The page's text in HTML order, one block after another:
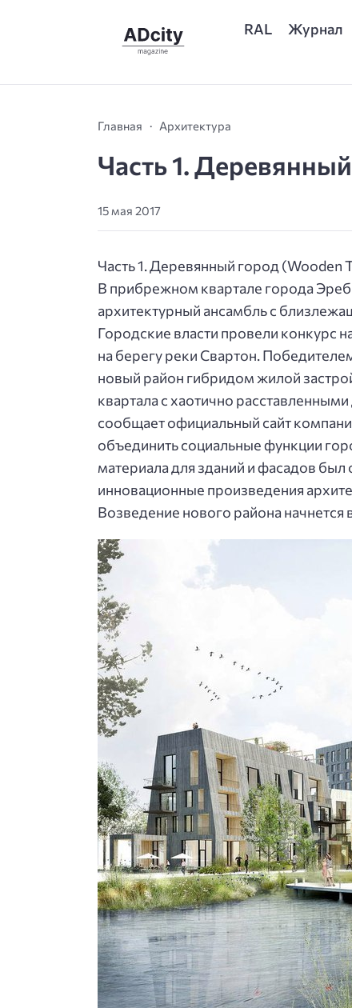
RAL Журнал
Главная Архитектура
Часть 1.
15 мая 2017
Часть 1. Деревянный город
В прибрежном квартале города
архитектурный ансамбль с
Городские власти провели конкурс
на берегу реки Свартон.
новый район гибридом жилой
квартала с хаотично
сообщает официальный сайт
объединить социальные функции
материала для зданий и фасадов
инновационные произведения
Возведение нового района начнется